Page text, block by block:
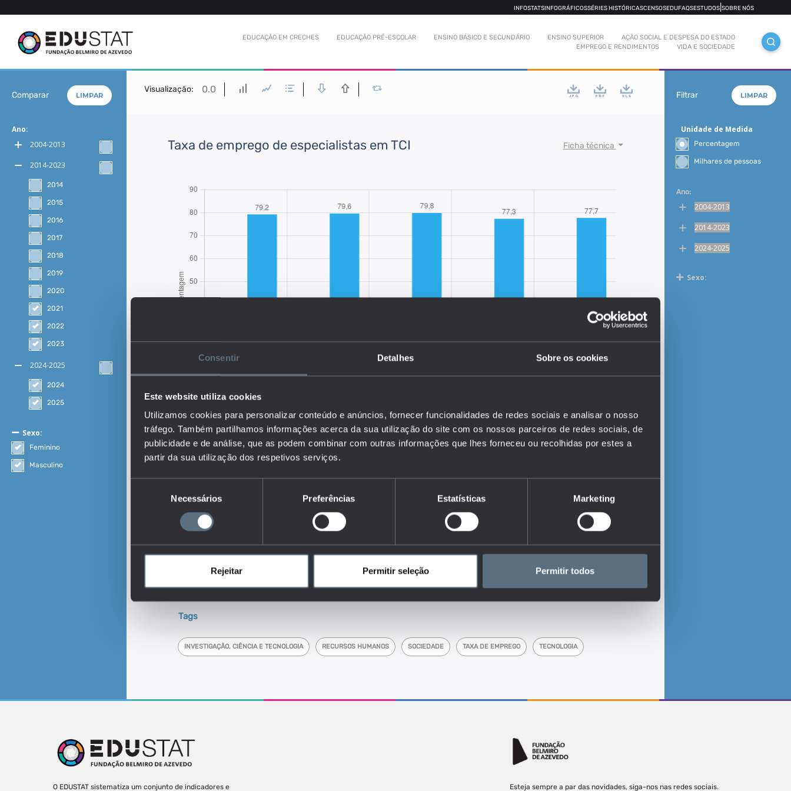
Consentir Detalhes Sobre os cookies
Este website utiliza cookies
Utilizamos cookies para personalizar conteúdo e anúncios, fornecer funcionalidades de redes sociais e analisar o nosso
tráfego. Também partilhamos informações acerca da sua utilização do site com os nossos parceiros de redes sociais, de
publicidade e de análise, que as podem combinar com outras informações que lhes forneceu ou recolhidas por estes a
partir da sua utilização dos respetivos serviços.
consentimento
Necessários Preferências Estatísticas Marketing
Rejeitar Permitir seleção Permitir todos
INFOSTATSINFOGRÁFICOSSÉRIES HISTÓRICASCENSOSEDUFAQSESTUDOS SOBRE NÓS
EDUCAÇÃO EM CRECHES EDUCAÇÃO PRÉ-ESCOLAR ENSINO BÁSICO E SECUNDÁRIO ENSINO SUPERIOR
AÇÃO SOCIAL E DESPESA DO ESTADO
EMPREGO E RENDIMENTOS
VIDA E SOCIEDADE
Comparar LIMPAR
Ano:
2004-2013
2014-2023
2014
2015
2016
2017
2018
2019
2020
2021
2022
2023
2024-2025
2024
2025
Sexo:
Feminino
Masculino
Visualização: 0.0
Taxa de emprego de especialistas em TCI Ficha técnica
Descrição:
encontram em situação de emprego.
Este é um dos indicadores do conjunto que responde às questões:
incrementa a inovação e capacitação do meio envolvente?
Quais os resultados e outputs inovadores desenvolvidos pelas instituições de educação
competências, emprego inovador/científico, investigação cooperativa)
Tags
INVESTIGAÇÃO, CIÊNCIA E TECNOLOGIA RECURSOS HUMANOS SOCIEDADE TAXA DE EMPREGO TECNOLOGIA
Filtrar LIMPAR
Unidade de Medida
Percentagem
Milhares de pessoas
Ano:
2004-2013
2014-2023
2024-2025
Sexo:
O EDUSTAT sistematiza um conjunto de indicadores e
Esteja sempre a par das novidades, siga-nos nas redes sociais.